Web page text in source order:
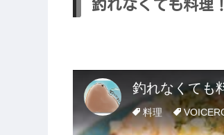
釣れなくても料理！